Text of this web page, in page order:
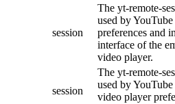
session
The yt-remote-
used by
preferences and
interface of the
video player.
session
The yt-remote-
used by
video player